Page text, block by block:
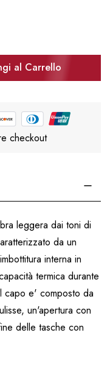
al Carrello
checkout
leggera dai toni di
da un
interna in
termica durante
capo e' composto da
un'apertura con
delle tasche con